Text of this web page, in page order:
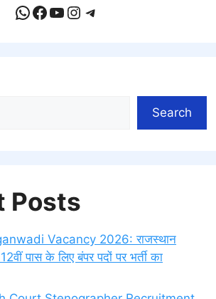
WhatsApp
Facebook
YouTube
Instagram
Telegram
Search
Posts
Vacancy 2026: राजस्थान
पास के लिए बंपर पदों पर भर्ती का